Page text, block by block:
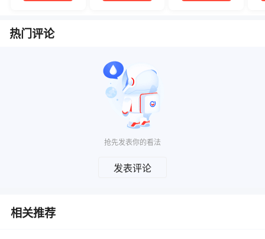
热门评论
抢先发表你的看法
发表评论
相关推荐